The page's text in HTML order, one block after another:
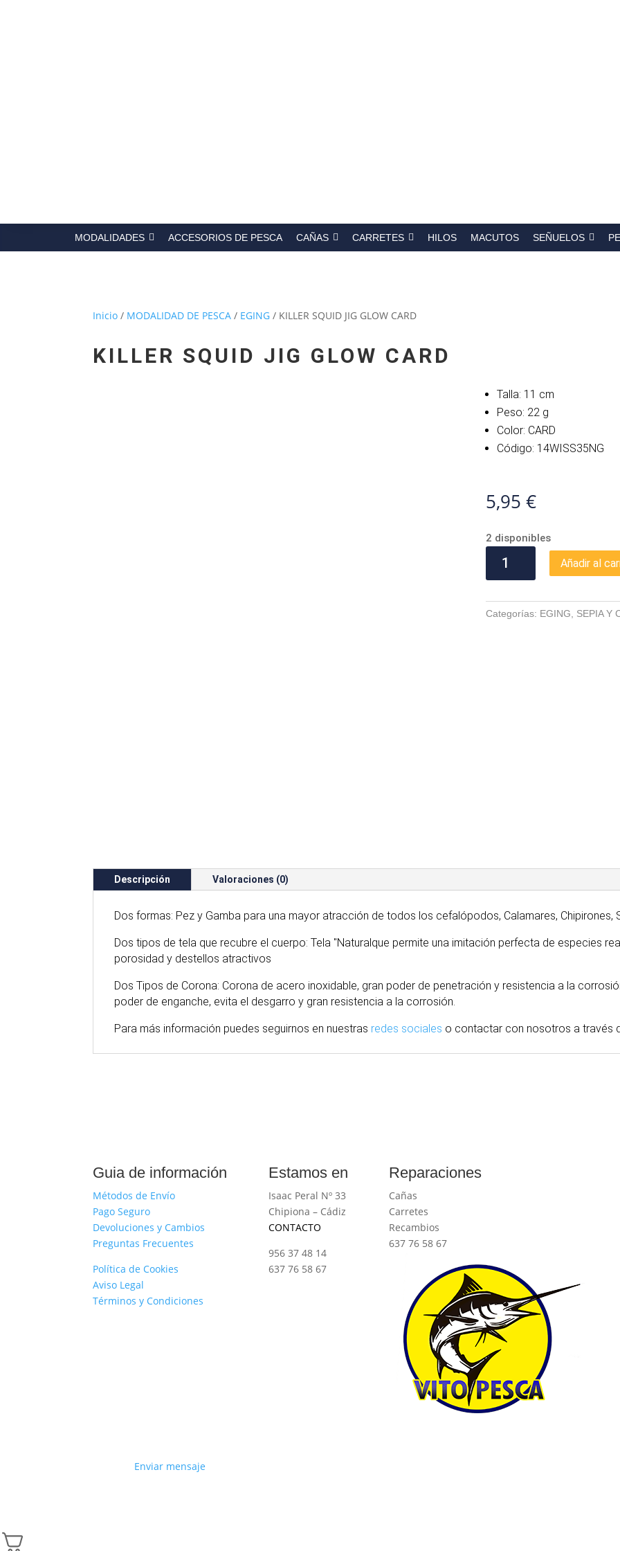
MODALIDADES ACCESORIOS DE PESCA CAÑAS CARRETES HILOS MACUTOS SEÑUELOS
Inicio / MODALIDAD DE PESCA / EGING / KILLER SQUID JIG GLOW CARD
KILLER SQUID JIG GLOW CARD
Talla: 11 cm
Peso: 22 g
Color: CARD
Código: 14WISS35NG
5,95 €
2 disponibles
SQUID
GLOW
CARD
Añadir al
Categorías: EGING SEPIA Y
Descripción Valoraciones (0)
Dos formas: Pez y Gamba para una mayor atracción de todos los cefalópodos, Calamares, Chipirones,
Dos tipos de tela que recubre el cuerpo: Tela "Naturalque permite una imitación perfecta de especies
porosidad y destellos atractivos
Dos Tipos de Corona: Corona de acero inoxidable, gran poder de penetración y resistencia a la
poder de enganche, evita el desgarro y gran resistencia a la corrosión.
Para más información puedes seguirnos en nuestras redes sociales o contactar con nosotros a través
Guia de información
Métodos de Envío
Pago Seguro
Devoluciones y Cambios
Preguntas Frecuentes
Política de Cookies
Aviso Legal
Términos y Condiciones
Estamos en
Isaac Peral Nº 33
Chipiona – Cádiz
CONTACTO
956 37 48 14
637 76 58 67
Reparaciones
Cañas
Carretes
Recambios
637 76 58 67
Enviar mensaje